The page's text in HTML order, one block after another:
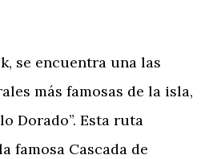
se encuentra una las
más famosas de la isla,
Dorado”. Esta ruta
famosa Cascada de